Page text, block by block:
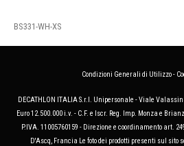
BS331-WH-XS
Condizioni Generali di Utilizzo-
DECATHLON ITALIA S.r.l. Unipersonale - Viale
Euro 12.500.000 i.v. - C.F. e Iscr. Reg. Imp. Monza e
P.IVA. 11005760159 - Direzione e coordinamento art.
D'Ascq, Francia Le foto dei prodotti presenti sul